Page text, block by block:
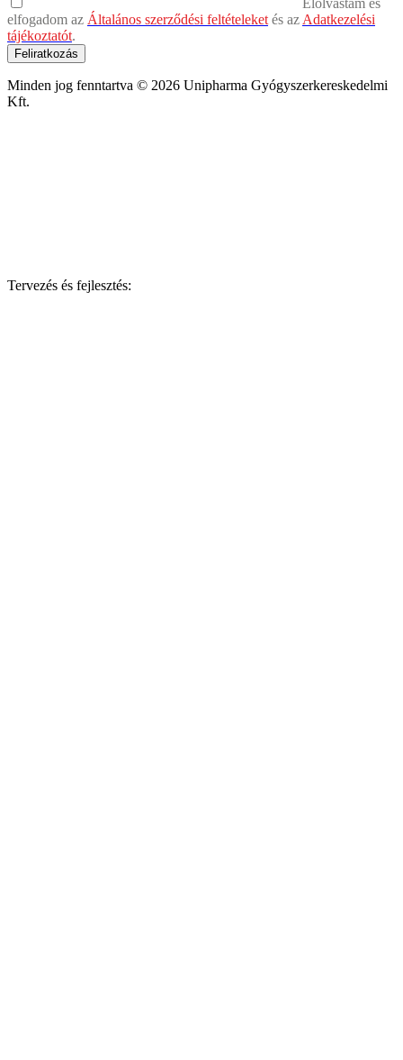
elfogadom az Általános szerződési feltételeket és az Adatkezelési
tájékoztatót.
Feliratkozás
Minden jog fenntartva © 2026 Unipharma Gyógyszerkereskedelmi
Kft.
Tervezés és fejlesztés: